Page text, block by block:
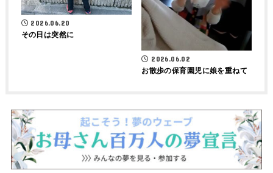
2026.06.20
その日は突然に
2026.06.02
お散歩の保育園児に娘を重ねて